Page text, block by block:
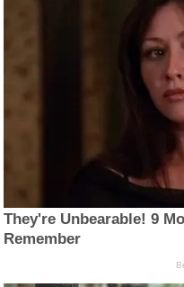
They're Unbearable! 9
Remember